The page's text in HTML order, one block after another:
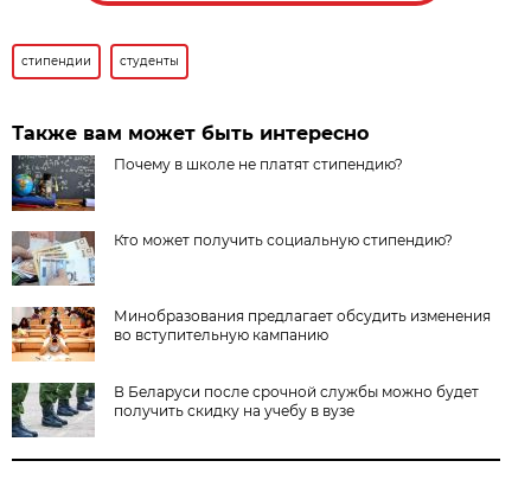
стипендии студенты
Также вам может быть интересно
Почему в школе не платят стипендию?
Кто может получить социальную стипендию?
Минобразования предлагает обсудить изменения
во вступительную кампанию
В Беларуси после срочной службы можно будет
получить скидку на учебу в вузе